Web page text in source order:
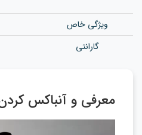
ویژگی خاص
گارانتی
معرفی و آنباکس